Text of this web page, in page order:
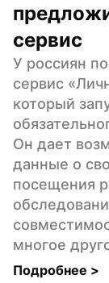
сервис
У россиян
сервис
который
Он дает
данные о
посещения
многое
Подробнее >